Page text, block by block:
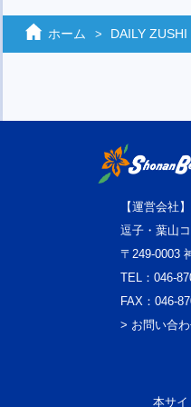
ホーム DAILY ZUSHI
【運営会社】
逗子・葉山
〒249-0003
TEL：046-
FAX：046-
> お問い合
本サイ